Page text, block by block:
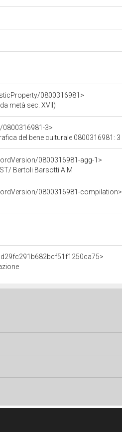
0800316981>
metà sec. XVII)
3>
del bene culturale 0800316981: 3
0800316981-agg-1>
Bertoli Barsotti A.M
0800316981-compilation>